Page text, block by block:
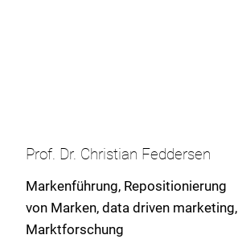
Prof. Dr. Christian Feddersen
Markenführung, Repositionierung
von Marken, data driven marketing,
Marktforschung